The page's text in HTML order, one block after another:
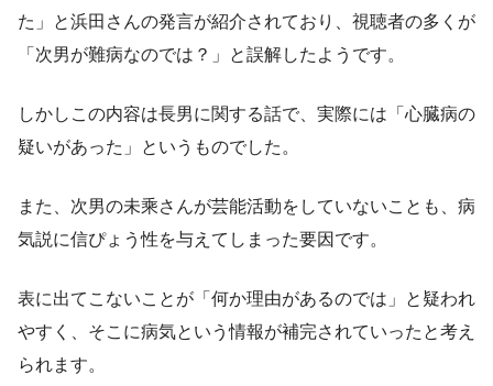
た」と浜田さんの発言が紹介されており、視聴者の多くが
「次男が難病なのでは？」と誤解したようです。
しかしこの内容は長男に関する話で、実際には「心臓病の
疑いがあった」というものでした。
また、次男の未乘さんが芸能活動をしていないことも、病
気説に信ぴょう性を与えてしまった要因です。
表に出てこないことが「何か理由があるのでは」と疑われ
やすく、そこに病気という情報が補完されていったと考え
られます。